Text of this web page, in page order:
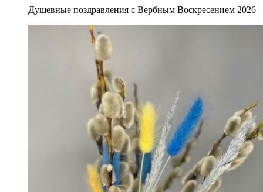
Душевные поздравления с Вербным Воскресением 2026